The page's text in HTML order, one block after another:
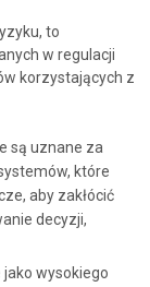
to
w regulacji
korzystających z
są uznane za
które
aby zakłócić
decyzji,
wysokiego